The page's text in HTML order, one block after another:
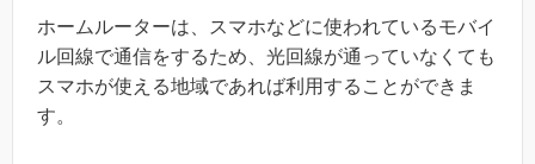
ホームルーターは、スマホなどに使われているモバイ
ル回線で通信をするため、光回線が通っていなくても
スマホが使える地域であれば利用することができま
す。